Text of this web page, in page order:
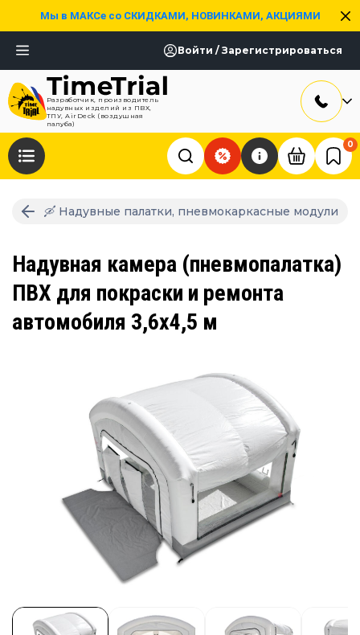
Мы в МАКСе со СКИДКАМИ, НОВИНКАМИ, АКЦИЯМИ
Войти / Зарегистрироваться
Разработчик, производитель
надувных изделий из ПВХ,
ТПУ, AirDeck (воздушная
палуба)
0
🛶 Надувные палатки, пневмокаркасные модули
Надувная камера (пневмопалатка)
ПВХ для покраски и ремонта
автомобиля 3,6х4,5 м